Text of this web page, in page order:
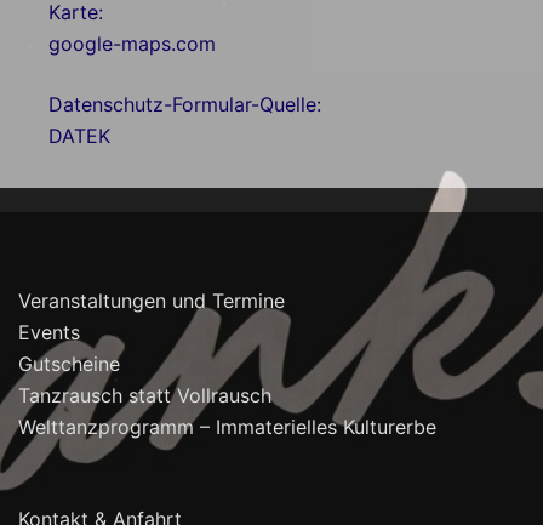
Karte:
google-maps.com
Datenschutz-Formular-Quelle:
DATEK
Veranstaltungen und Termine
Events
Gutscheine
Tanzrausch statt Vollrausch
Welttanzprogramm – Immaterielles Kulturerbe
Kontakt & Anfahrt